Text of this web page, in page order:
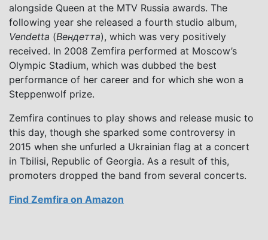
alongside Queen at the MTV Russia awards. The
following year she released a fourth studio album,
Vendetta (Вендетта), which was very positively
received. In 2008 Zemfira performed at Moscow’s
Olympic Stadium, which was dubbed the best
performance of her career and for which she won a
Steppenwolf prize.
Zemfira continues to play shows and release music to
this day, though she sparked some controversy in
2015 when she unfurled a Ukrainian flag at a concert
in Tbilisi, Republic of Georgia. As a result of this,
promoters dropped the band from several concerts.
Find Zemfira on Amazon